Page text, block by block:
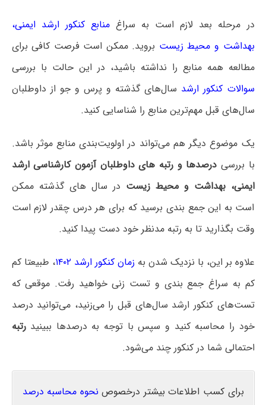
در مرحله بعد لازم است به سراغمنابع کنکور ارشد ایمنی،
بهداشت و محیط زیست بروید. ممکن است فرصت کافی برای
مطالعه همه منابع را نداشته باشید، در این حالت با بررسی
سوالات کنکور ارشد سال‌های گذشته و پرس و جو از داوطلبان
سال‌های قبل مهم‌ترین منابع را شناسایی کنید.
یک موضوع دیگر هم می‌تواند در اولویت‌بندی منابع موثر باشد.
با بررسی درصدها و رتبه های داوطلبان آزمون کارشناسی ارشد
ایمنی، بهداشت و محیط زیست در سال های گذشته ممکن
است به این جمع بندی برسید که برای هر درس چقدر لازم است
وقت بگذارید تا به رتبه مدنظر خود دست پیدا کنید.
علاوه بر این، با نزدیک شدن به زمان کنکور ارشد ۱۴۰۲
، طبیعتا کم
کم به سراغ جمع بندی و تست زنی خواهید رفت. موقعی که
تست‌های کنکور ارشد سال‌های قبل را می‌زنید، می‌توانید درصد
خود را محاسبه کنید و سپس با توجه به درصدها ببینیدرتبه
احتمالی شما در کنکور چند می‌شود.
برای کسب اطلاعات بیشتر درخصوص نحوه محاسبه درصد